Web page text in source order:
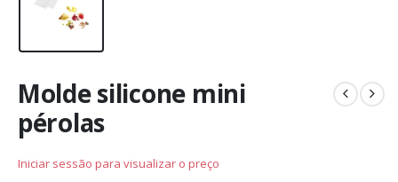
Molde silicone mini
pérolas
Iniciar sessão para visualizar o preço